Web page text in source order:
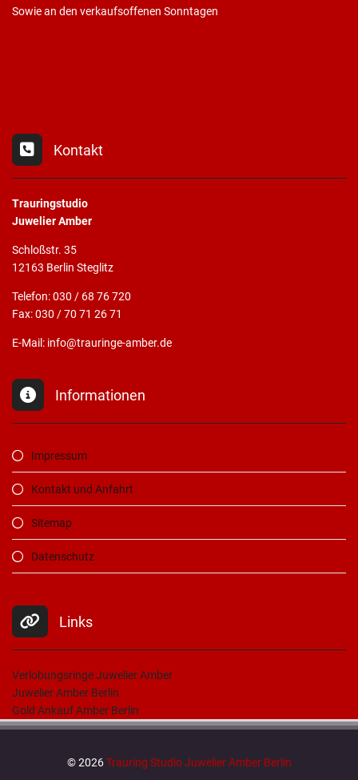
Sowie an den verkaufsoffenen Sonntagen
Kontakt
Trauringstudio
Juwelier Amber
Schloßstr. 35
12163 Berlin Steglitz
Telefon: 030 / 68 76 720
Fax: 030 / 70 71 26 71
E-Mail: info@trauringe-amber.de
Informationen
Impressum
Kontakt und Anfahrt
Sitemap
Datenschutz
Links
Verlobungsringe Juwelier Amber
Juwelier Amber Berlin
Gold Ankauf Amber Berlin
© 2026Trauring Studio Juwelier Amber Berlin